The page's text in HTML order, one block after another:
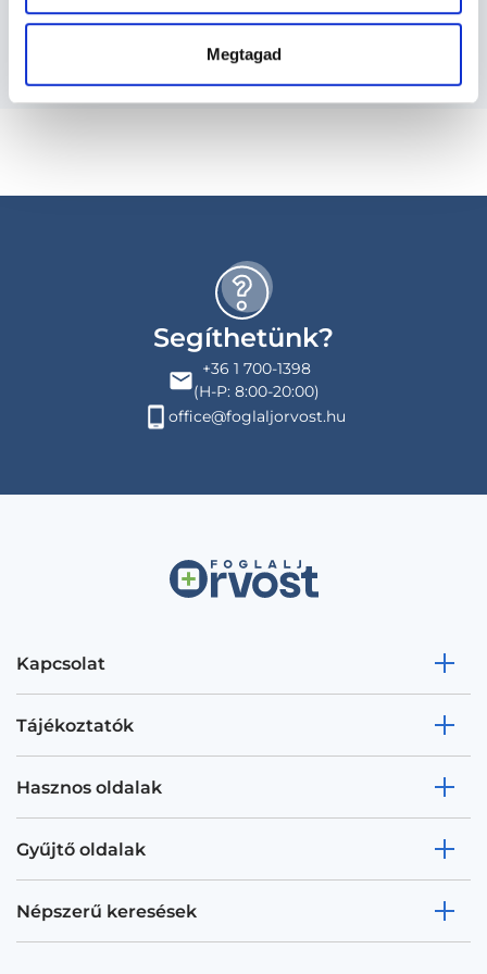
Megtagad
Budapesti és vidéki radiológus orvosok
Segíthetünk?
+36 1 700-1398
(H-P: 8:00-20:00)
office@foglaljorvost.hu
Kapcsolat
Tájékoztatók
Hasznos oldalak
Gyűjtő oldalak
Népszerű keresések